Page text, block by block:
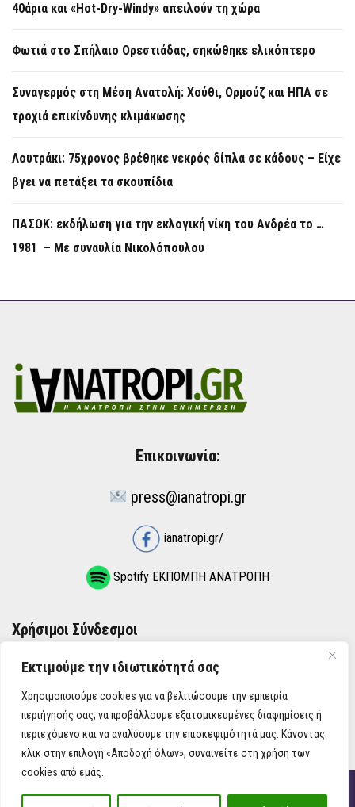
Εκτιμούμε την ιδιωτικότητά σας
Χρησιμοποιούμε cookies για να βελτιώσουμε την εμπειρία
περιήγησής σας, να προβάλλουμε εξατομικευμένες διαφημίσεις ή
περιεχόμενο και να αναλύουμε την επισκεψιμότητά μας. Κάνοντας
κλικ στην επιλογή «Αποδοχή όλων», συναινείτε στη χρήση των
cookies από εμάς.
40άρια και «Hot-Dry-Windy» απειλούν τη χώρα
Φωτιά στο Σπήλαιο Ορεστιάδας, σηκώθηκε ελικόπτερο
Συναγερμός στη Μέση Ανατολή: Χούθι, Ορμούζ και ΗΠΑ σε
τροχιά επικίνδυνης κλιμάκωσης
Λουτράκι: 75χρονος βρέθηκε νεκρός δίπλα σε κάδους – Είχε
βγει να πετάξει τα σκουπίδια
ΠΑΣΟΚ: εκδήλωση για την εκλογική νίκη του Ανδρέα το …
1981 – Με συναυλία Νικολόπουλου
Επικοινωνία:
press@ianatropi.gr
ianatropi.gr/
Spotify ΕΚΠΟΜΠΗ ΑΝΑΤΡΟΠΗ
Χρήσιμοι Σύνδεσμοι
ΌΡΟΙ ΧΡΉΣΗΣ
ΠΟΛΙΤΙΚΉ ΑΠΟΡΡΉΤΟΥ
iAnatropi ©